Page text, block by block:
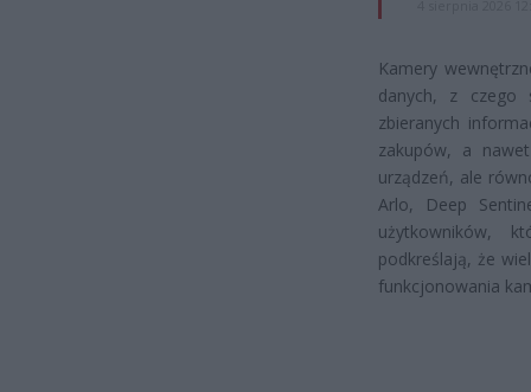
Kamery
danych, z czego
zbieranych
zakupów, a
urządzeń, ale
Arlo, Deep
użytkowników,
podkreślają, że
funkcjonowania